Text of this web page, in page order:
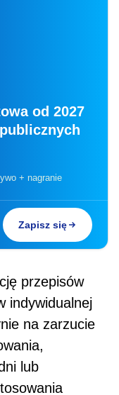
od 2027
+ nagranie
Zapisz się
przepisów
indywidualnej
na zarzucie
lub